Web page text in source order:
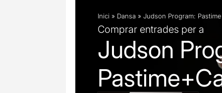
Inici » Dansa » Judson Program:
Comprar entrades per a
Judson